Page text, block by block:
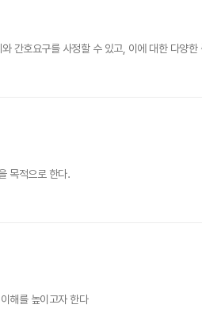
간호요구를 사정할 수 있고, 이에 대한 다양한
목적으로 한다.
해를 높이고자 한다